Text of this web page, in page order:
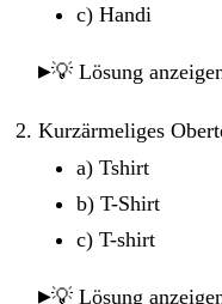
c) Handi
💡 Lösung
Kurzärmeliges
a) Tshirt
b) T-Shirt
c) T-shirt
💡 Lösung